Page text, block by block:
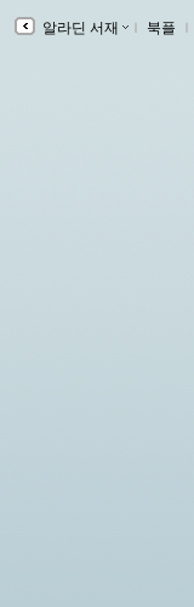
알라딘 서재 ｌ 북플 ｌ